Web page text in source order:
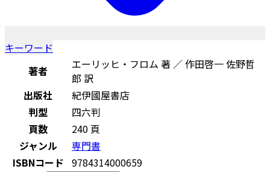
キーワード
著者
エーリッヒ・フロム 著 ／ 作田啓一 佐野哲
郎 訳
出版社
紀伊國屋書店
判型
四六判
頁数
240 頁
ジャンル
専門書
ISBNコード 9784314000659